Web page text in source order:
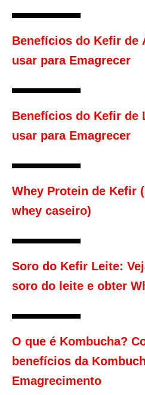
Benefícios do Kefir de
usar para Emagrecer
Benefícios do Kefir de
usar para Emagrecer
Whey Protein de Kefir
whey caseiro)
Soro do Kefir Leite:
soro do leite e obter
O que é Kombucha?
benefícios da
Emagrecimento